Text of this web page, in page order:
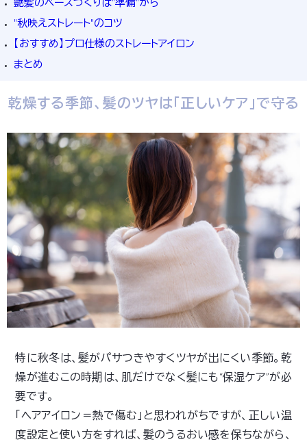
"秋映えストレート"のコツ
【おすすめ】プロ仕様のストレートアイロン
まとめ
乾燥する季節、髪のツヤは「正しいケア」で守る
特に秋冬は、髪がパサつきやすくツヤが出にくい季節。乾
燥が進むこの時期は、肌だけでなく髪にも“保湿ケア”が必
要です。
「ヘアアイロン＝熱で傷む」と思われがちですが、正しい温
度設定と使い方をすれば、髪のうるおい感を保ちながら、